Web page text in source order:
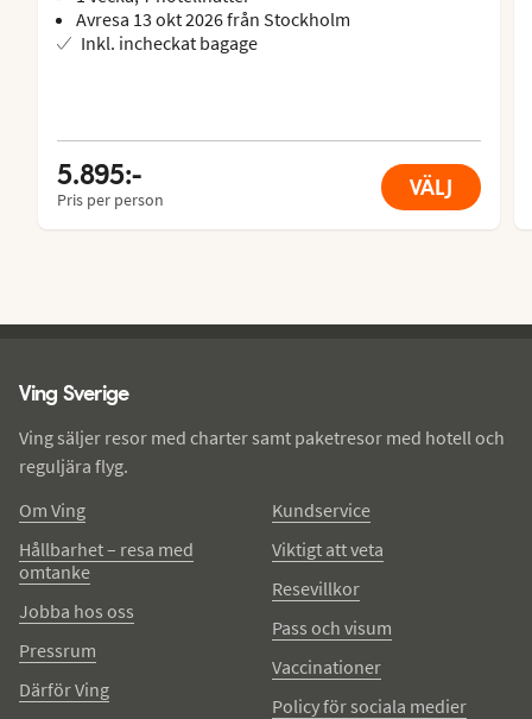
Avresa 13 okt 2026 från Stockholm
Inkl. incheckat bagage
5.895:-
Pris per person VÄLJ
Ving Sverige
Ving säljer resor med charter samt paketresor med hotell och
reguljära flyg.
Om Ving
Hållbarhet – resa med
omtanke
Jobba hos oss
Pressrum
Därför Ving
Kundservice
Viktigt att veta
Resevillkor
Pass och visum
Vaccinationer
Policy för sociala medier